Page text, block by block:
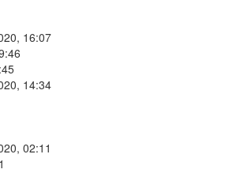
16:07
14:34
02:11